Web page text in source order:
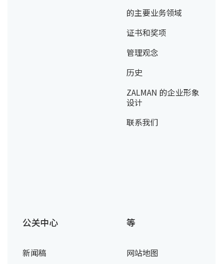
的主要业务领域
证书和奖项
管理观念
历史
ZALMAN 的企业形象
设计
联系我们
公关中心
新闻稿
等
网站地图